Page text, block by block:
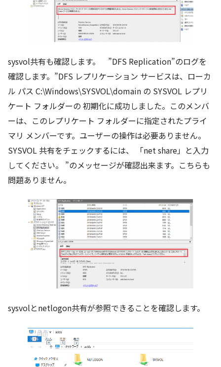
sysvol共有も確認します。 ”DFS Replication”のログを
確認します。”DFS レプリケーション サービスは、ローカ
ル パス C:\Windows\SYSVOL\domain の SYSVOL レプリ
ケート フォルダーの 初期化に成功しました。このメンバ
ーは、このレプリケート フォルダーに指定されたプライ
マリ メンバーです。ユーザーの操作は必要ありません。
SYSVOL 共有をチェックするには、 「net share」と入力
してください。 ”のメッセージが確認出来ます。こちらも
問題ありません。
sysvolとnetlogon共有が参照できることを確認します。